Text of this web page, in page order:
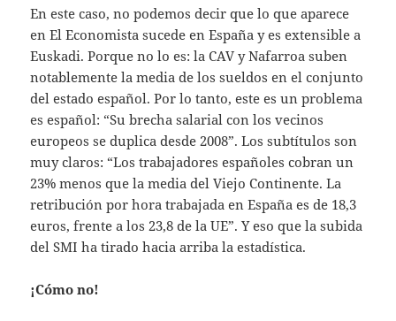
En este caso, no podemos decir que lo que aparece
en El Economista sucede en España y es extensible a
Euskadi. Porque no lo es: la CAV y Nafarroa suben
notablemente la media de los sueldos en el conjunto
del estado español. Por lo tanto, este es un problema
es español: “Su brecha salarial con los vecinos
europeos se duplica desde 2008”. Los subtítulos son
muy claros: “Los trabajadores españoles cobran un
23% menos que la media del Viejo Continente. La
retribución por hora trabajada en España es de 18,3
euros, frente a los 23,8 de la UE”. Y eso que la subida
del SMI ha tirado hacia arriba la estadística.
¡Cómo no!